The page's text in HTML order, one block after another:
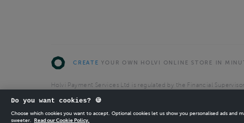
CREATE YOUR OWN HOLVI ONLINE STORE IN
Holvi Payment Services Ltd is regulated by the Financial
Do you want cookies? 🍪
Choose which cookies you want to accept. Optional cookies let us show you personalised ads and
sweeter.
Read our Cookie Policy.